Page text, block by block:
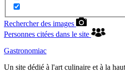
Rechercher des images
Personnes citées dans le site
Gastronomiac
Un site dédié à l'art culinaire et à la